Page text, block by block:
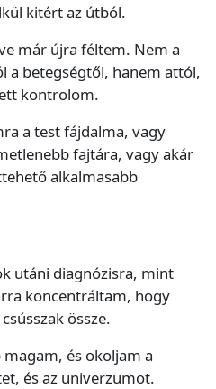
kitért az útból.
már újra féltem. Nem a
a betegségtől, hanem attól,
kontrolom.
a test fájdalma, vagy
fajtára, vagy akár
alkalmasabb
utáni diagnózisra, mint
koncentráltam, hogy
össze.
és okoljam a
és az univerzumot.